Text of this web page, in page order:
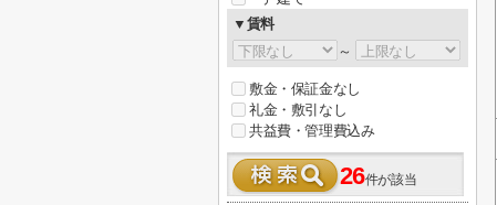
▼賃料
～
敷金・保証金なし
礼金・敷引なし
共益費・管理費込み
26件が該当